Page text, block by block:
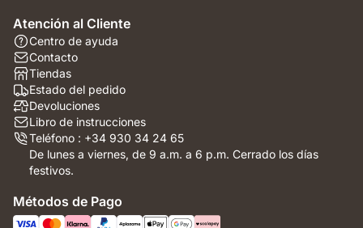
Atención al Cliente
Centro de ayuda
Contacto
Tiendas
Estado del pedido
Devoluciones
Libro de instrucciones
Teléfono : +34 930 34 24 65
De lunes a viernes, de 9 a.m. a 6 p.m. Cerrado los días
festivos.
Métodos de Pago